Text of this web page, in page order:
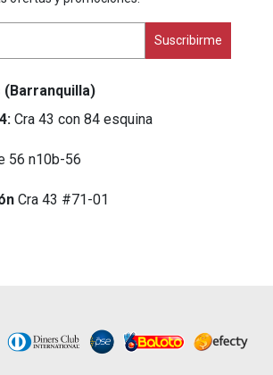
Cra 43 con 84 esquina
56 n10b-56
Cra 43 #71-01